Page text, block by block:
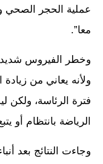
عملية الحجر الصحي
معا”.
ولأنه يعاني من
فترة الرئاسة،
الرياضة بانتظام أو
وجاءت النتائج بعد